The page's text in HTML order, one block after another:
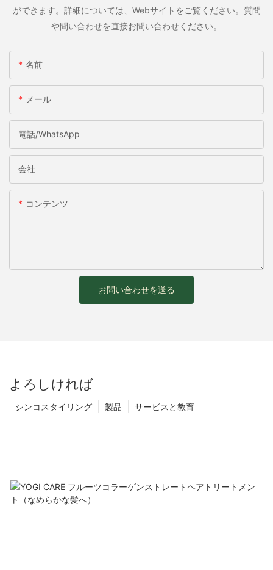
ができます。詳細については、Webサイトをご覧ください。質問
や問い合わせを直接お問い合わせください。
名前
メール
電話/WhatsApp
会社
コンテンツ
お問い合わせを送る
よろしければ
サービスと教育
製品
シンコスタイリング